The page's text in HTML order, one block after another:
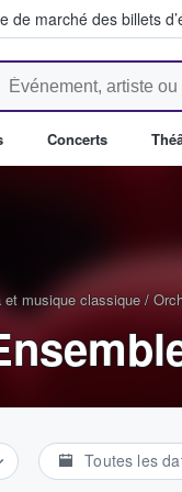
de marché des billets
- Où les fans
Concerts
et musique classique /
Toutes les